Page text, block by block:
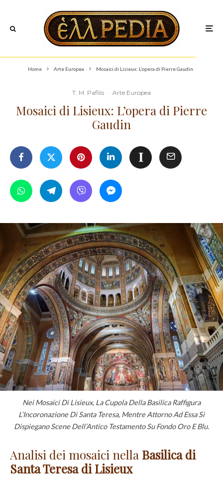
Home Arte Europea Mosaici di Lisieux: L’opera di Pierre Gaudin
T. M. Pafilis · Arte Europea
Mosaici di Lisieux: L’opera di Pierre
Gaudin
Nei Mosaici Di Lisieux, La Cupola Della Basilica Raffigura
L’Incoronazione Di Santa Teresa, Mentre Attorno Ad Essa Si
Dispiegano Scene Dell’Antico Testamento Su Fondo Oro E Blu.
Analisi dei mosaici nella Basilica di
Santa Teresa di Lisieux